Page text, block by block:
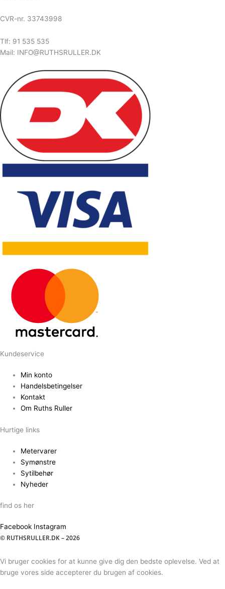
CVR-nr. 33743998
Tlf: 91 535 535
Mail: INFO@RUTHSRULLER.DK
Kundeservice
Min konto
Handelsbetingelser
Kontakt
Om Ruths Ruller
Hurtige links
Metervarer
Symønstre
Sytilbehør
Nyheder
find os her
Facebook Instagram
© RUTHSRULLER.DK – 2026
Vi bruger cookies for at kunne give dig den bedste oplevelse. Ved at
bruge vores side accepterer du brugen af cookies.